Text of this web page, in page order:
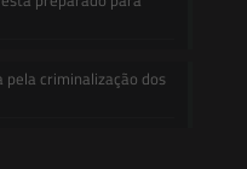
criminalização dos